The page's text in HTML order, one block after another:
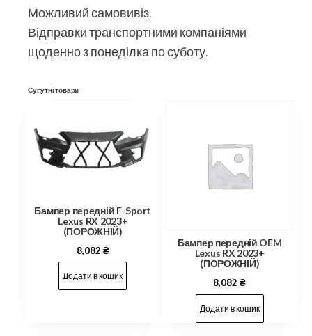
Можливий самовивіз.
Відправки транспортними компаніями
щоденно з понеділка по суботу.
Супутні товари
Бампер передній F-Sport
Lexus RX 2023+
(ПОРОЖНІЙ)
8,082 ₴
Додати в кошик
Бампер передній OEM
Lexus RX 2023+
(ПОРОЖНІЙ)
8,082₴
Додати в кошик